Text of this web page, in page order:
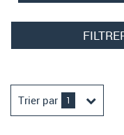
Trier par 1